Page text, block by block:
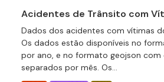
Acidentes de Trânsito com
Dados dos acidentes com vítimas
Os dados estão disponíveis no
por ano, e no formato geojson com
separados por mês. Os...